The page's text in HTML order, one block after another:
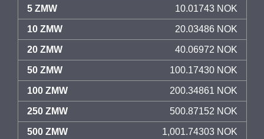
5 ZMW 10.01743 NOK
10 ZMW 20.03486 NOK
20 ZMW 40.06972 NOK
50 ZMW 100.17430 NOK
100 ZMW 200.34861 NOK
250 ZMW 500.87152 NOK
500 ZMW 1,001.74303 NOK